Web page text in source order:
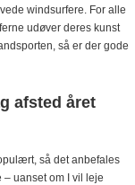
windsurfere. For alle
udøver deres kunst
så er der gode
afsted året
så det anbefales
uanset om I vil leje